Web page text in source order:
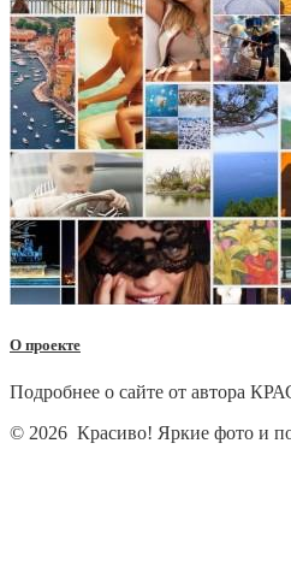
О проекте
Подробнее о сайте от автора
© 2026 Красиво! Яркие фото и